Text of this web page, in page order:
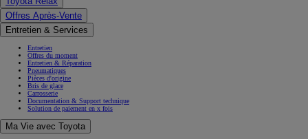
Offres Après-Vente
Entretien & Services
Entretien
Offres du moment
Entretien & Réparation
Pneumatiques
Pièces d'origine
Bris de glace
Carrosserie
Documentation & Support technique
Solution de paiement en x fois
Ma Vie avec Toyota